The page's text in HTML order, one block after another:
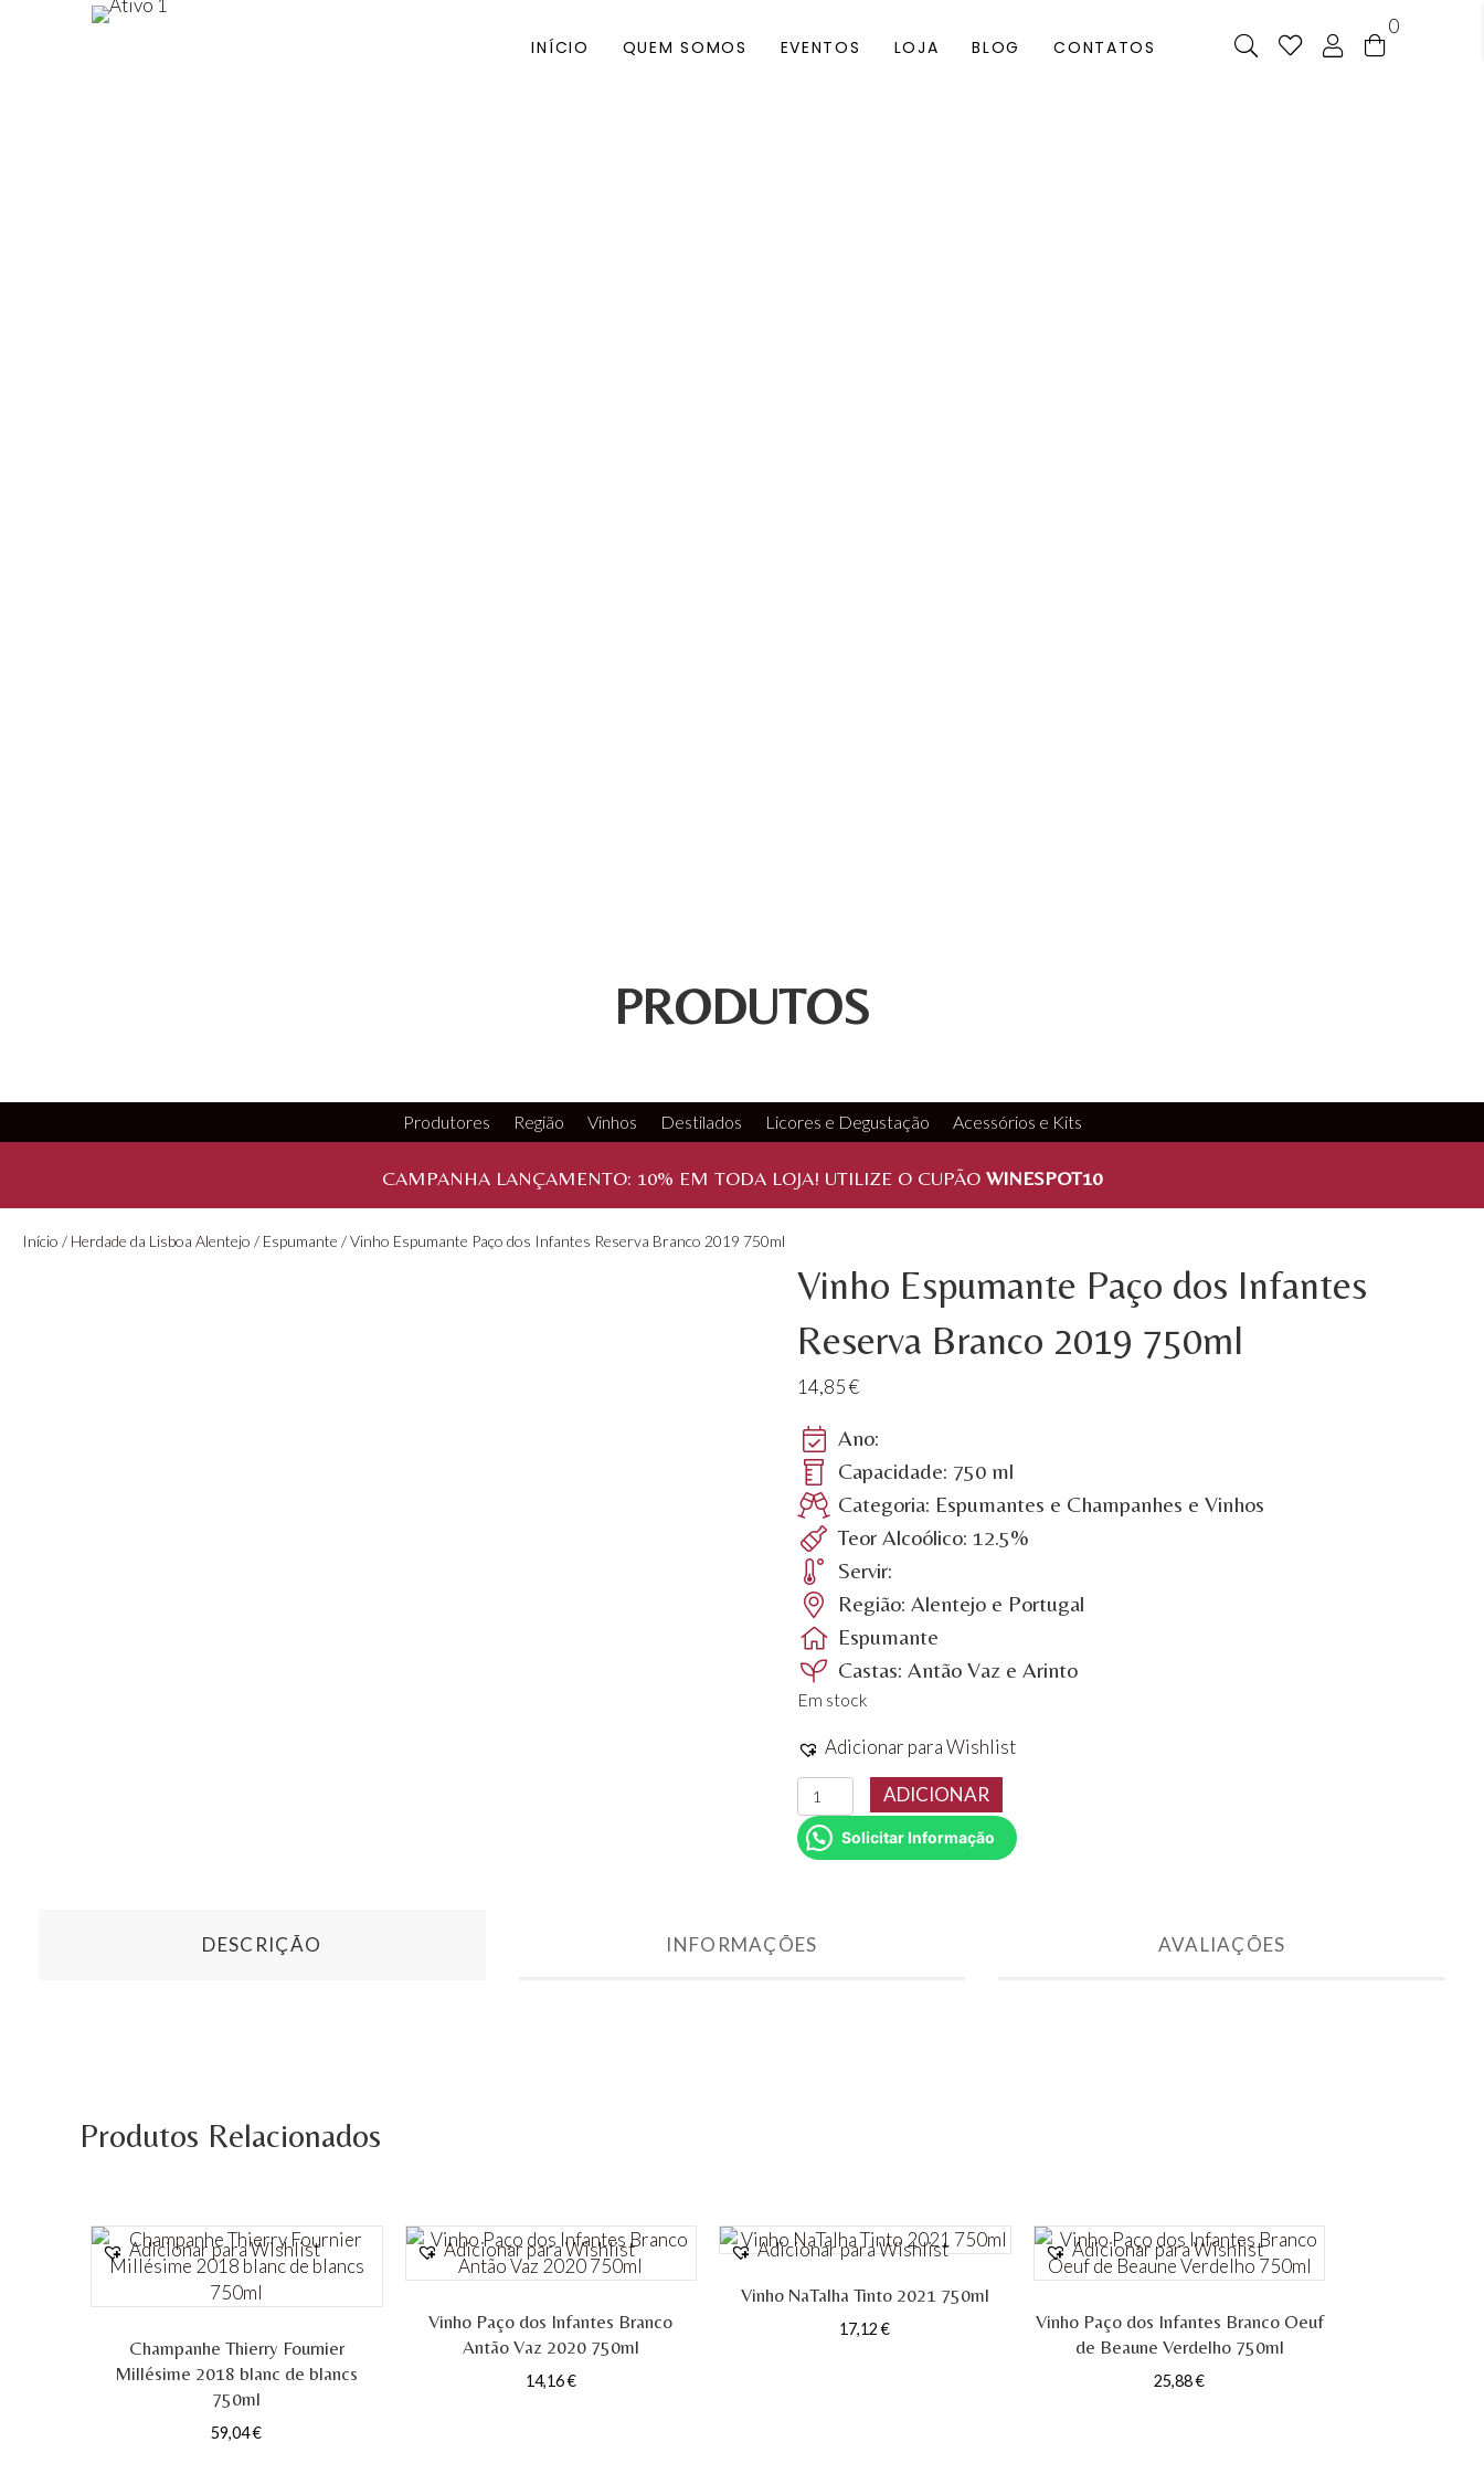
INÍCIO QUEM SOMOS EVENTOS LOJA BLOG CONTATOS
0
PRODUTOS
Produtores Região Vinhos Destilados Licores e Degustação Acessórios e Kits
CAMPANHA LANÇAMENTO: 10% EM TODA LOJA! UTILIZE O CUPÃO WINESPOT10
Início / Herdade da Lisboa Alentejo / Espumante / Vinho Espumante Paço dos Infantes Reserva Branco 2019 750ml
Vinho Espumante Paço dos Infantes
Reserva Branco 2019 750ml
14,85€
Ano:
Capacidade: 750 ml
Categoria: Espumantes e Champanhes e Vinhos
Teor Alcoólico: 12.5%
Servir:
Região: Alentejo e Portugal
Espumante
Castas: Antão Vaz e Arinto
Em stock
Adicionar para Wishlist
Quantidade
de
Vinho
Infantes
ADICIONAR
Solicitar Informação
DESCRIÇÃO INFORMAÇÕES AVALIAÇÕES
Produtos Relacionados
Adicionar para Wishlist
Champanhe Thierry Fournier
Millésime 2018 blanc de blancs
750ml
59,04€
Adicionar para Wishlist
Vinho Paço dos Infantes Branco
Antão Vaz 2020 750ml
14,16€
Adicionar para Wishlist
Vinho NaTalha Tinto 2021 750ml
17,12€
Adicionar para Wishlist
Vinho Paço dos Infantes Branco Oeuf
de Beaune Verdelho 750ml
25,88€